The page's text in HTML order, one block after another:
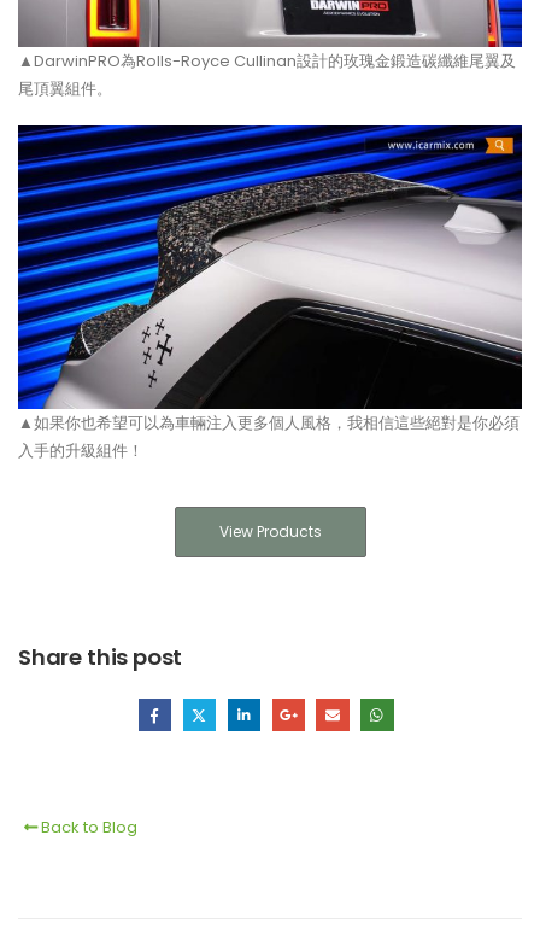
▲DarwinPRO為Rolls-Royce Cullinan設計的玫瑰金鍛造碳纖維尾翼及
尾頂翼組件。
▲如果你也希望可以為車輛注入更多個人風格，我相信這些絕對是你必須
入手的升級組件！
View Products
Share this post
Back to Blog